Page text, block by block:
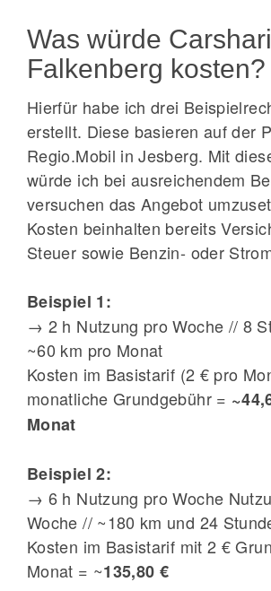
Was würde
Falkenberg kosten?
Hierfür habe ich drei
erstellt. Diese basieren auf der
Regio.Mobil in Jesberg. Mit
würde ich bei ausreichendem
versuchen das Angebot
Kosten beinhalten bereits
Steuer sowie Benzin- oder
Beispiel 1:
→ 2 h Nutzung pro Woche // 8
~60 km pro Monat
Kosten im Basistarif (2 € pro
monatliche Grundgebühr =
Monat
Beispiel 2:
→ 6 h Nutzung pro Woche
Woche // ~180 km und 24
Kosten im Basistarif mit 2 €
Monat = ~135,80 €